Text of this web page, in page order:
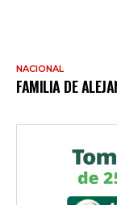
NACIONAL
FAMILIA DE